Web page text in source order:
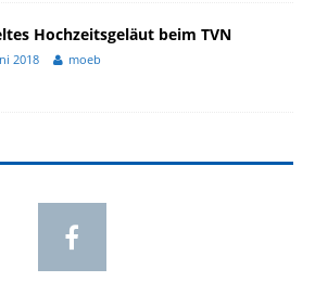
Hochzeitsgeläut beim TVN
2018 moeb